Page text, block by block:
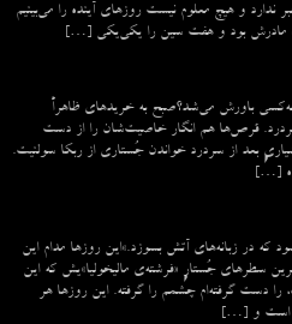
و هیچ معلوم نیست روزهای آینده را می‌بینیم
مادرش بود و هفت سین را یکی‌یکی […]
باورش می‌شد؟صبح به خریدهای ظاهراً
قرص‌ها هم انگار خاصیت‌شان را از دست
بعد از سردرد خواندن جُستاری از ربکا سولنیت.
[…]
که در زبانه‌‌های آتش بسوزد.»این روزها مدام این
سطرهای جُستارِ «فرشته‌ی مالیخولیا»یش که این
را دست گرفته‌ام چشمم را گرفته. این روزها هر
است و […]